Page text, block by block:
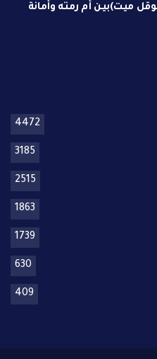
ميت)بين أم رمته وأمانة
4472
3185
2515
1863
1739
630
409